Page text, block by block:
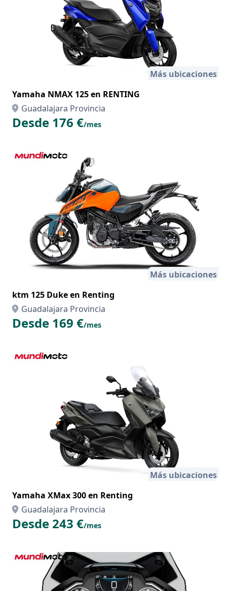
Más ubicaciones
Yamaha NMAX 125 en RENTING
Guadalajara Provincia
Desde 176 €/mes
Más ubicaciones
ktm 125 Duke en Renting
Guadalajara Provincia
Desde 169 €/mes
Más ubicaciones
Yamaha XMax 300 en Renting
Guadalajara Provincia
Desde 243 €/mes